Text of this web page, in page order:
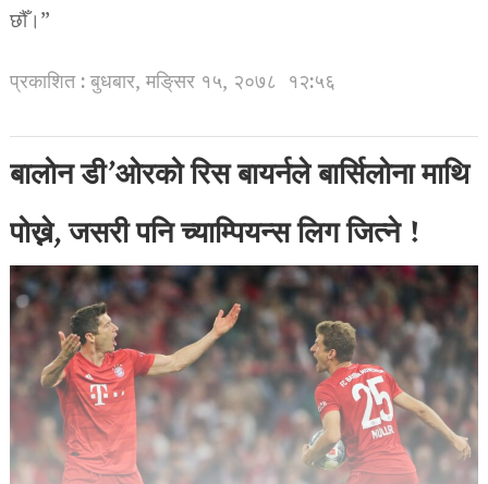
छौँ।”
प्रकाशित : बुधबार, मङि्सर १५, २०७८ १२:५६
बालोन डी’ओरको रिस बायर्नले बार्सिलोना माथि
पोख्ने, जसरी पनि च्याम्पियन्स लिग जित्ने !